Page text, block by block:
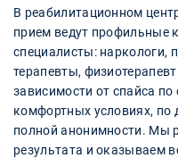
В реабилитационном
прием ведут профильные
специалисты: наркологи,
терапевты,
зависимости от спайса
комфортных условиях, по
полной анонимности. Мы
результата и оказываем